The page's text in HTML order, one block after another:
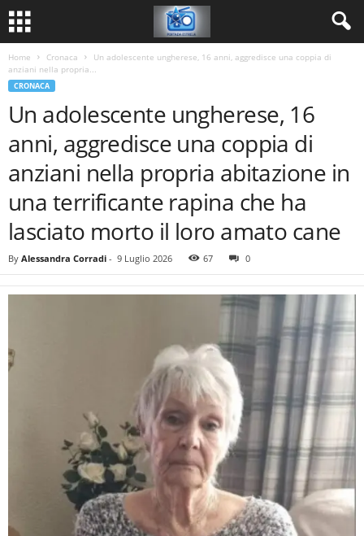
Home Cronaca
Un adolescente ungherese, 16 anni, aggredisce una coppia di
anziani nella propria...
CRONACA
Un adolescente ungherese, 16
anni, aggredisce una coppia di
anziani nella propria abitazione in
una terrificante rapina che ha
lasciato morto il loro amato cane
By Alessandra Corradi - 9 Luglio 2026 67 0